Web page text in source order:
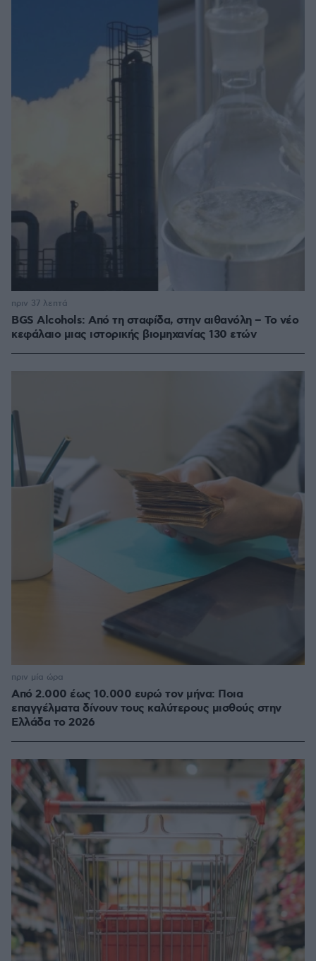
BGS Alcohols: Από τη σταφίδα, στην αιθανόλη – Το νέο
κεφάλαιο μιας ιστορικής βιομηχανίας 130 ετών
πριν 37 λεπτά
Από 2.000 έως 10.000 ευρώ τον μήνα: Ποια
επαγγέλματα δίνουν τους καλύτερους μισθούς στην
Ελλάδα το 2026
πριν μία ώρα